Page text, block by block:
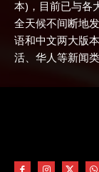
本)，目前已与各
全天候不间断地
语和中文两大版
活、华人等新闻类